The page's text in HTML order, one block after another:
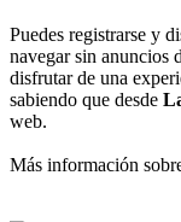
Puedes registrarse y
navegar sin anuncios
disfrutar de una
sabiendo que desde
web.
Más información